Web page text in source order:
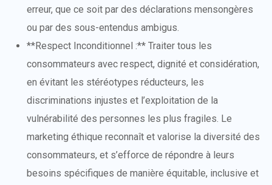
erreur, que ce soit par des déclarations mensongères
ou par des sous-entendus ambigus.
**Respect Inconditionnel :** Traiter tous les
consommateurs avec respect, dignité et considération,
en évitant les stéréotypes réducteurs, les
discriminations injustes et l’exploitation de la
vulnérabilité des personnes les plus fragiles. Le
marketing éthique reconnaît et valorise la diversité des
consommateurs, et s’efforce de répondre à leurs
besoins spécifiques de manière équitable, inclusive et